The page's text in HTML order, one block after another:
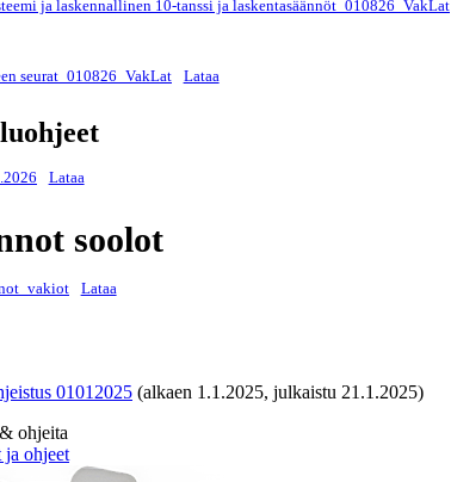
ja laskennallinen 10-tanssi ja laskentasäännöt_010826_VakLat
seurat_010826_VakLat Lataa
Lataa
soolot
Lataa
01012025 (alkaen 1.1.2025, julkaistu 21.1.2025)
ohjeita
ohjeet